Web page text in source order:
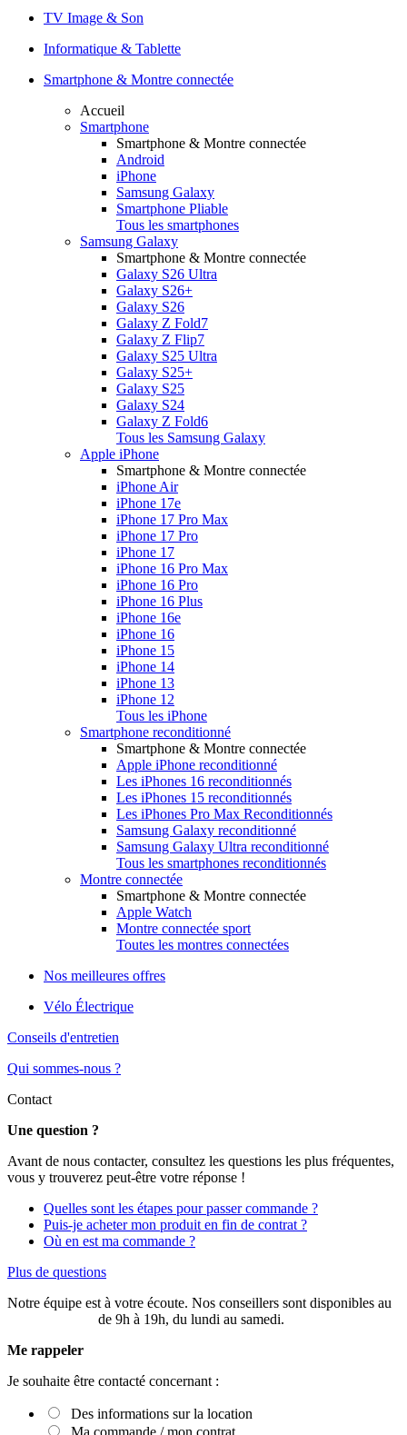
TV Image & Son
Informatique & Tablette
Smartphone & Montre connectée
Accueil
Smartphone
Smartphone & Montre connectée
Android
iPhone
Samsung Galaxy
Smartphone Pliable
Tous les smartphones
Samsung Galaxy
Smartphone & Montre connectée
Galaxy S26 Ultra
Galaxy S26+
Galaxy S26
Galaxy Z Fold7
Galaxy Z Flip7
Galaxy S25 Ultra
Galaxy S25+
Galaxy S25
Galaxy S24
Galaxy Z Fold6
Tous les Samsung Galaxy
Apple iPhone
Smartphone & Montre connectée
iPhone Air
iPhone 17e
iPhone 17 Pro Max
iPhone 17 Pro
iPhone 17
iPhone 16 Pro Max
iPhone 16 Pro
iPhone 16 Plus
iPhone 16e
iPhone 16
iPhone 15
iPhone 14
iPhone 13
iPhone 12
Tous les iPhone
Smartphone reconditionné
Smartphone & Montre connectée
Apple iPhone reconditionné
Les iPhones 16 reconditionnés
Les iPhones 15 reconditionnés
Les iPhones Pro Max Reconditionnés
Samsung Galaxy reconditionné
Samsung Galaxy Ultra reconditionné
Tous les smartphones reconditionnés
Montre connectée
Smartphone & Montre connectée
Apple Watch
Montre connectée sport
Toutes les montres connectées
Nos meilleures offres
Vélo Électrique
Conseils d'entretien
Qui sommes-nous ?
Contact
Une question ?
Avant de nous contacter, consultez les questions les plus fréquentes,
vous y trouverez peut-être votre réponse !
Quelles sont les étapes pour passer commande ?
Puis-je acheter mon produit en fin de contrat ?
Où en est ma commande ?
Plus de questions
Notre équipe est à votre écoute. Nos conseillers sont disponibles au
de 9h à 19h, du lundi au samedi.
Me rappeler
Je souhaite être contacté concernant :
Des informations sur la location